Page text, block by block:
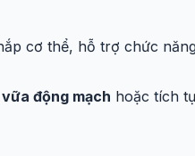
cơ thể, hỗ trợ chức
động mạch hoặc tích